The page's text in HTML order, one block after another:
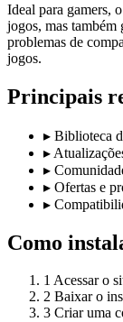
Ideal para gamers, o
jogos, mas também
problemas de
jogos.
Principais
▸ Biblioteca
▸
▸
▸ Ofertas e
▸
Como
1 Acessar o
2 Baixar o
3 Criar uma